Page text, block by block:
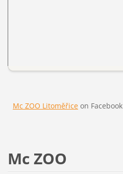
Mc ZOO Litoměřiceon Facebook
Mc ZOO